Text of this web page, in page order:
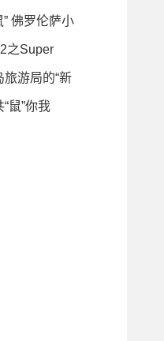
” 佛罗伦萨小
之Super
旅游局的“新
鼠”你我